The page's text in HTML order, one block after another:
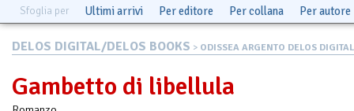
Sfoglia per Ultimi arrivi Per editore Per collana Per autore
DELOS DIGITAL/DELOS BOOKS > ODISSEA ARGENTO DELOS DIGITAL
Gambetto di libellula